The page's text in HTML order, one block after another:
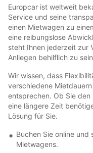
Europcar ist weltweit
Service und seine
einen Mietwagen zu
eine reibungslose
steht Ihnen jederzeit zur
Anliegen behilflich zu
Wir wissen, dass
verschiedene
entsprechen. Ob Sie
eine längere Zeit
Lösung für Sie.
Buchen Sie online
Mietwagens.